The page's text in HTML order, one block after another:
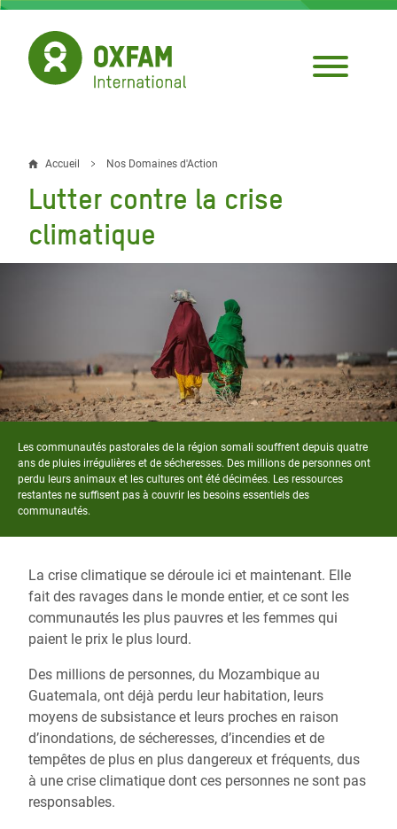
Aller
contenu
principal
Fil
d'Ariane
Accueil Nos Domaines d'Action
Lutter contre la crise
climatique
Les communautés pastorales de la région somali souffrent depuis quatre
ans de pluies irrégulières et de sécheresses. Des millions de personnes ont
perdu leurs animaux et les cultures ont été décimées. Les ressources
restantes ne suffisent pas à couvrir les besoins essentiels des
communautés.
La crise climatique se déroule ici et maintenant. Elle
fait des ravages dans le monde entier, et ce sont les
communautés les plus pauvres et les femmes qui
paient le prix le plus lourd.
Des millions de personnes, du Mozambique au
Guatemala, ont déjà perdu leur habitation, leurs
moyens de subsistance et leurs proches en raison
d’inondations, de sécheresses, d’incendies et de
tempêtes de plus en plus dangereux et fréquents, dus
à une crise climatique dont ces personnes ne sont pas
responsables.